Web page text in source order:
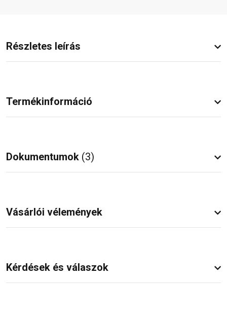
Részletes leírás
Termékinformáció
Dokumentumok (3)
Vásárlói vélemények
Kérdések és válaszok